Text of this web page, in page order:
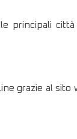
principali città
grazie al sito